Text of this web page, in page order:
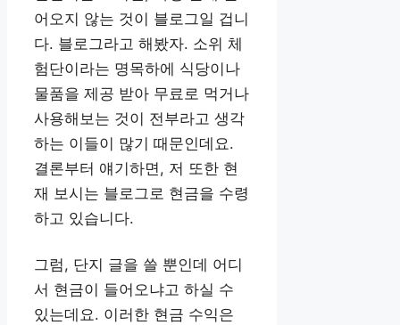
어오지 않는 것이 블로그일 겁니
다. 블로그라고 해봤자. 소위 체
험단이라는 명목하에 식당이나
물품을 제공 받아 무료로 먹거나
사용해보는 것이 전부라고 생각
하는 이들이 많기 때문인데요.
결론부터 얘기하면, 저 또한 현
재 보시는 블로그로 현금을 수령
하고 있습니다.
그럼, 단지 글을 쓸 뿐인데 어디
서 현금이 들어오냐고 하실 수
있는데요. 이러한 현금 수익은